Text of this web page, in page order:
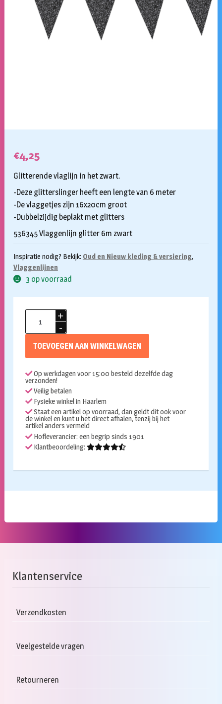
€4,25
Glitterende vlaglijn in het zwart.
-Deze glitterslinger heeft een lengte van 6 meter
-De vlaggetjes zijn 16x20cm groot
-Dubbelzijdig beplakt met glitters
536345 Vlaggenlijn glitter 6m zwart
Inspiratie nodig? Bekijk: Oud en Nieuw kleding & versiering,
Vlaggenlijnen
3 op voorraad
Vlaggenlijn
glitter
TOEVOEGEN AAN WINKELWAGEN
Op werkdagen voor 15:00 besteld dezelfde dag
verzonden!
Veilig betalen
Fysieke winkel in Haarlem
Staat een artikel op voorraad, dan geldt dit ook voor
de winkel en kunt u het direct afhalen, tenzij bij het
artikel anders vermeld
Hofleverancier: een begrip sinds 1901
Klantbeoordeling:
Klantenservice
Verzendkosten
Veelgestelde vragen
Retourneren